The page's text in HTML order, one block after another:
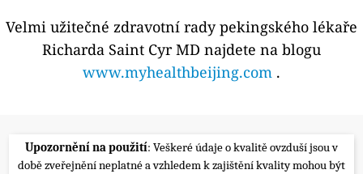
Velmi užitečné zdravotní rady pekingského lékaře
Richarda Saint Cyr MD najdete na blogu
www.myhealthbeijing.com .
Upozornění na použití: Veškeré údaje o kvalitě ovzduší jsou v
době zveřejnění neplatné a vzhledem k zajištění kvality mohou být